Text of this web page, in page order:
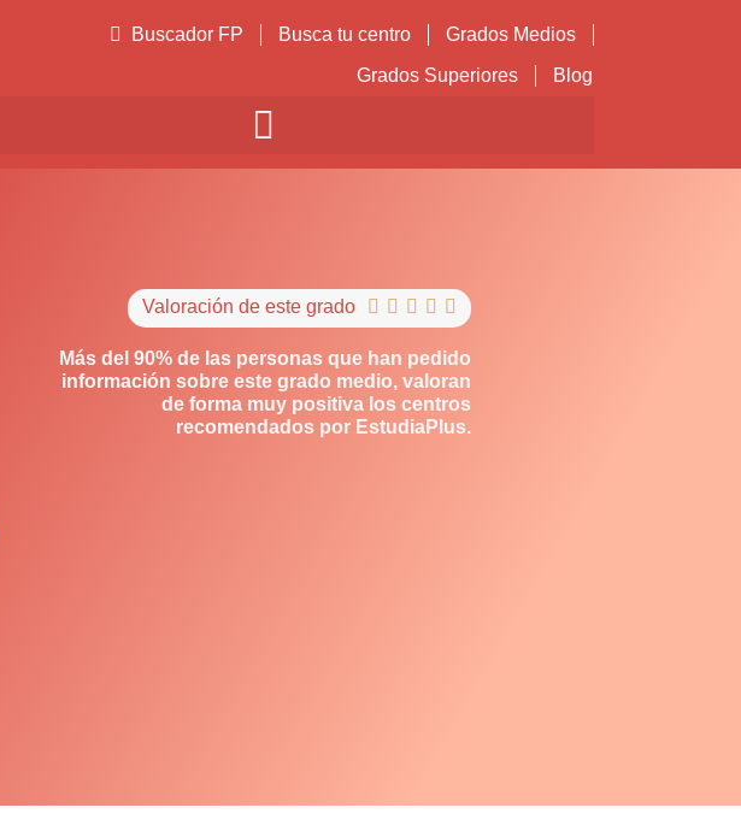
Buscador FP Busca tu centro
Grados Medios
Grados Superiores
Blog
Valoración de este grado     
Más del 90% de las personas que han pedido
información sobre este grado medio, valoran
de forma muy positiva los centros
recomendados por EstudiaPlus.